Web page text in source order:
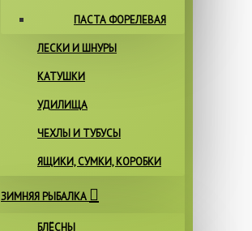
ПАСТА ФОРЕЛЕВАЯ
ЛЕСКИ И ШНУРЫ
КАТУШКИ
УДИЛИЩА
ЧЕХЛЫ И ТУБУСЫ
ЯЩИКИ, СУМКИ, КОРОБКИ
ЗИМНЯЯ РЫБАЛКА
БЛЁСНЫ